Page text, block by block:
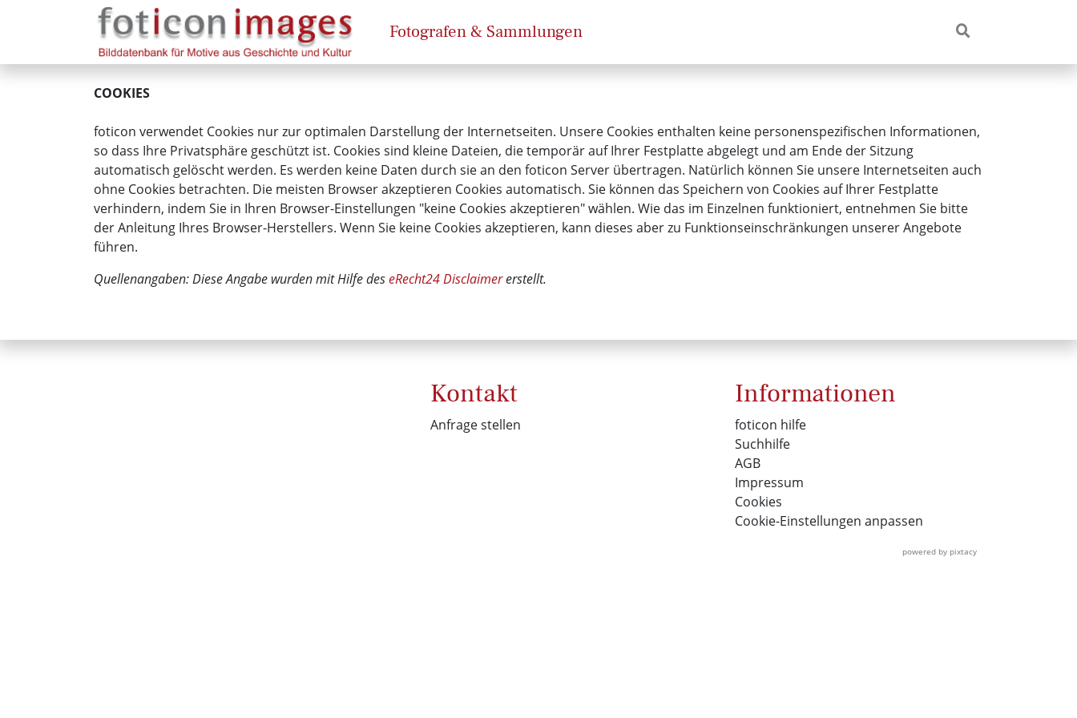
Fotografen & Sammlungen
COOKIES
foticon verwendet Cookies nur zur optimalen Darstellung der Internetseiten. Unsere Cookies enthalten keine personenspezifischen Informationen,
so dass Ihre Privatsphäre geschützt ist. Cookies sind kleine Dateien, die temporär auf Ihrer Festplatte abgelegt und am Ende der Sitzung
automatisch gelöscht werden. Es werden keine Daten durch sie an den foticon Server übertragen. Natürlich können Sie unsere Internetseiten auch
ohne Cookies betrachten. Die meisten Browser akzeptieren Cookies automatisch. Sie können das Speichern von Cookies auf Ihrer Festplatte
verhindern, indem Sie in Ihren Browser-Einstellungen "keine Cookies akzeptieren" wählen. Wie das im Einzelnen funktioniert, entnehmen Sie bitte
der Anleitung Ihres Browser-Herstellers. Wenn Sie keine Cookies akzeptieren, kann dieses aber zu Funktionseinschränkungen unserer Angebote
führen.
Quellenangaben: Diese Angabe wurden mit Hilfe deseRecht24 Disclaimererstellt.
Kontakt
Anfrage stellen
Informationen
foticon hilfe
Suchhilfe
AGB
Impressum
Cookies
Cookie-Einstellungen anpassen
powered by pixtacy